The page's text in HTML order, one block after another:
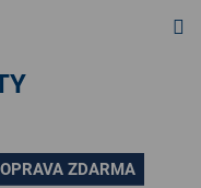
ZDARMA